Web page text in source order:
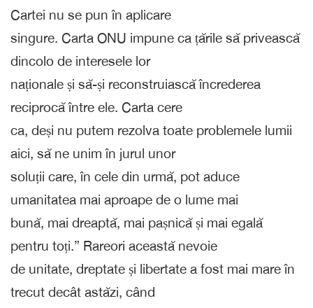
Cartei nu se pun în aplicare
singure. Carta ONU impune ca țările să privească
dincolo de interesele lor
naționale și să-și reconstruiască încrederea
reciprocă între ele. Carta cere
ca, deși nu putem rezolva toate problemele lumii
aici, să ne unim în jurul unor
soluții care, în cele din urmă, pot aduce
umanitatea mai aproape de o lume mai
bună, mai dreaptă, mai pașnică și mai egală
pentru toți.” Rareori această nevoie
de unitate, dreptate și libertate a fost mai mare în
trecut decât astăzi, când